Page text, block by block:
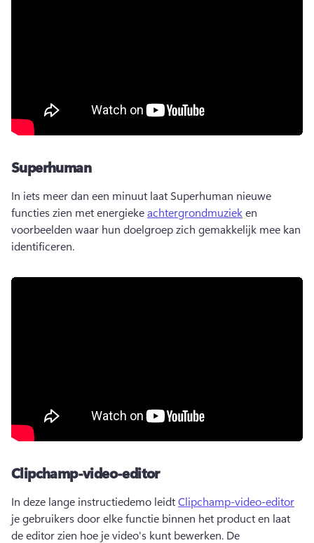
Superhuman
In iets meer dan een minuut laat Superhuman nieuwe
functies zien met energieke achtergrondmuziek en
voorbeelden waar hun doelgroep zich gemakkelijk mee kan
identificeren.
Clipchamp-video-editor
In deze lange instructiedemo leidt Clipchamp-video-editor
je gebruikers door elke functie binnen het product en laat
de editor zien hoe je video's kunt bewerken. De